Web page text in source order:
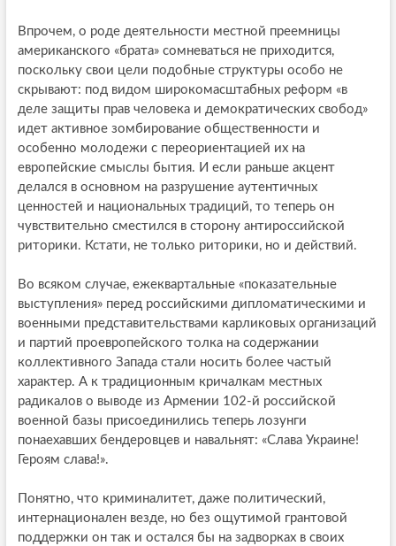
Впрочем, о роде деятельности местной преемницы
американского «брата» сомневаться не приходится,
поскольку свои цели подобные структуры особо не
скрывают: под видом широкомасштабных реформ «в
деле защиты прав человека и демократических свобод»
идет активное зомбирование общественности и
особенно молодежи с переориентацией их на
европейские смыслы бытия. И если раньше акцент
делался в основном на разрушение аутентичных
ценностей и национальных традиций, то теперь он
чувствительно сместился в сторону антироссийской
риторики. Кстати, не только риторики, но и действий.
Во всяком случае, ежеквартальные «показательные
выступления» перед российскими дипломатическими и
военными представительствами карликовых организаций
и партий проевропейского толка на содержании
коллективного Запада стали носить более частый
характер. А к традиционным кричалкам местных
радикалов о выводе из Армении 102-й российской
военной базы присоединились теперь лозунги
понаехавших бендеровцев и навальнят: «Слава Украине!
Героям слава!».
Понятно, что криминалитет, даже политический,
интернационален везде, но без ощутимой грантовой
поддержки он так и остался бы на задворках в своих